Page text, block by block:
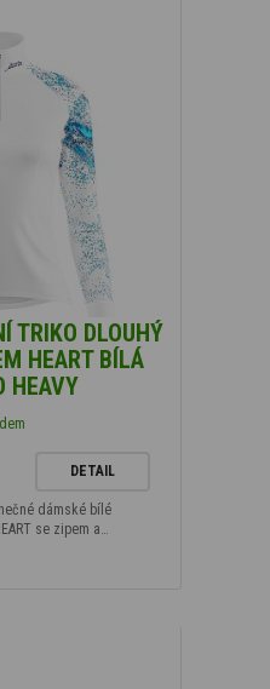
TRIKO DLOUHÝ
HEART BÍLÁ
HEAVY
DETAIL
dámské bílé
se zipem a…